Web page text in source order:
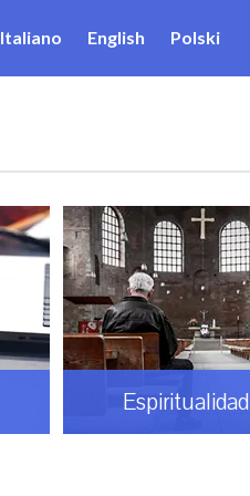
Italiano English Polski
Espiritualidad